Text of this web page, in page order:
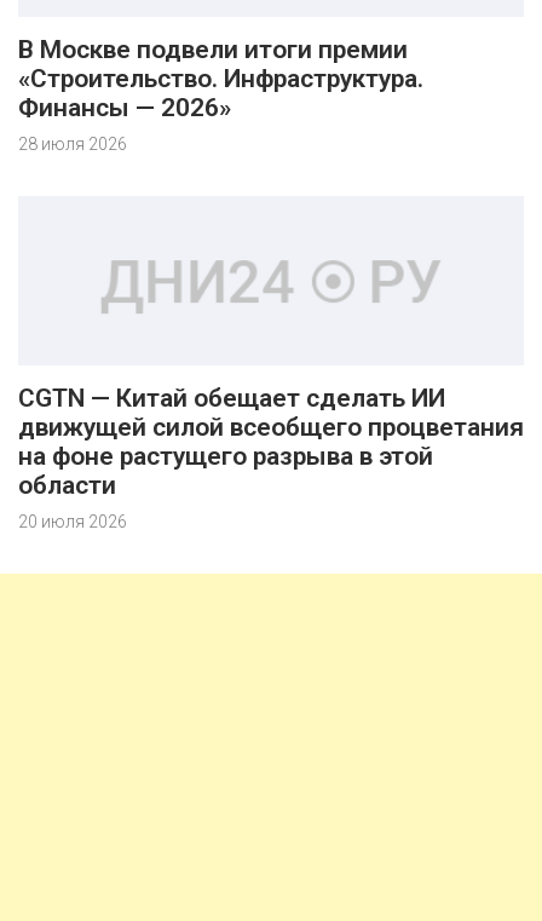
В Москве подвели итоги премии
«Строительство. Инфраструктура.
Финансы — 2026»
28 июля 2026
CGTN — Китай обещает сделать ИИ
движущей силой всеобщего процветания
на фоне растущего разрыва в этой
области
20 июля 2026